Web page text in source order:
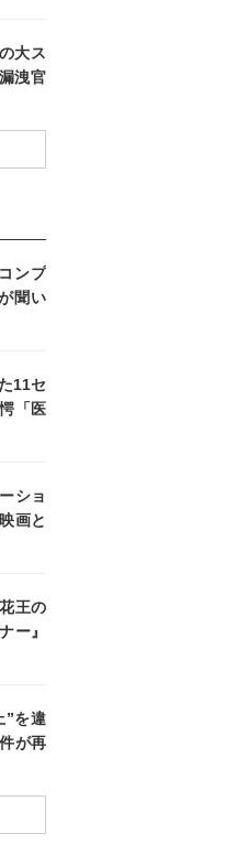
大ス
洩官
ンプ
聞い
11セ
「医
ショ
画と
王の
ー』
”を違
が再